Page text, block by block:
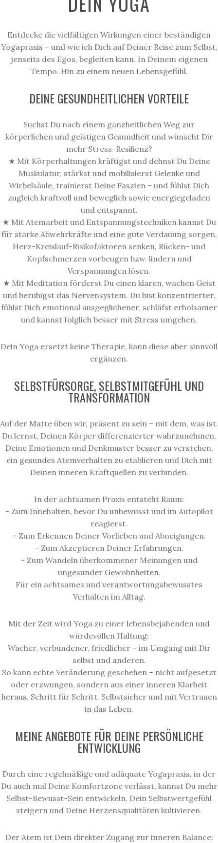
Entdecke die vielfältigen Wirkungen einer beständigen
Yogapraxis – und wie ich Dich auf Deiner Reise zum Selbst,
jenseits des Egos, begleitenkann. In Deinem eigenen
Tempo. Hin zu einem neuen Lebensgefühl.
DEINE GESUNDHEITLICHEN VORTEILE
Suchst Du nach einem ganzheitlichen Weg zur
körperlichen und geistigen Gesundheit und wünscht Dir
mehr Stress-Resilienz?
★ Mit Körperhaltungen kräftigst und dehnst Du Deine
Muskulatur, stärkst und mobilisierst Gelenke und
Wirbelsäule, trainierst Deine Faszien – und fühlst Dich
zugleich kraftvoll und beweglich sowie energiegeladen
und entspannt.
★ Mit Atemarbeit und Entspannungstechniken kannst Du
für starke Abwehrkräfte und eine gute Verdauung sorgen,
Herz-Kreislauf-Risikofaktoren senken, Rücken- und
Kopfschmerzen vorbeugen bzw. lindern und
Verspannungen lösen.
★ Mit Meditation förderst Du einen klaren, wachen Geist
und beruhigst das Nervensystem. Du bist konzentrierter,
fühlst Dich emotional ausgeglichener, schläfst erholsamer
und kannst folglich besser mit Stress umgehen.
Dein Yoga ersetzt keine Therapie, kann diese aber sinnvoll
ergänzen.
SELBSTFÜRSORGE, SELBSTMITGEFÜHL UND
TRANSFORMATION
Auf der Matte üben wir, präsent zu sein – mit dem, was ist.
Du lernst, Deinen Körper differenzierter wahrzunehmen,
Deine Emotionen und Denkmuster besser zu verstehen,
ein gesundes Atemverhalten zu etablieren und Dich mit
Deinen inneren Kraftquellen zu verbinden.
In der achtsamen Praxis entsteht Raum:
- Zum Innehalten, bevor Du unbewusst und im Autopilot
reagierst.
- Zum Erkennen Deiner Vorlieben und Abneigungen.
- Zum Akzeptieren Deiner Erfahrungen.
- Zum Wandeln überkommener Meinungen und
ungesunder Gewohnheiten.
Für ein achtsames und verantwortungsbewusstes
Verhalten im Alltag.
Mit der Zeit wird Yoga zu einer lebensbejahenden und
würdevollen Haltung:
Wacher, verbundener, friedlicher – im Umgang mit Dir
selbst und anderen.
So kann echte Veränderung geschehen – nicht aufgesetzt
oder erzwungen, sondern aus einer inneren Klarheit
heraus. Schritt für Schritt. Selbstsicher und mit Vertrauen
in das Leben.
MEINE ANGEBOTE FÜR DEINE PERSÖNLICHE
ENTWICKLUNG
Durch eine regelmäßige und adäquate Yogapraxis, in der
Du auch mal Deine Komfortzone verlässt, kannst Du mehr
Selbst-Bewusst-Sein entwickeln, Dein Selbstwertgefühl
steigern und Deine Herzensqualitäten kultivieren.
Der Atem ist Dein direkter Zugang zur inneren Balance: